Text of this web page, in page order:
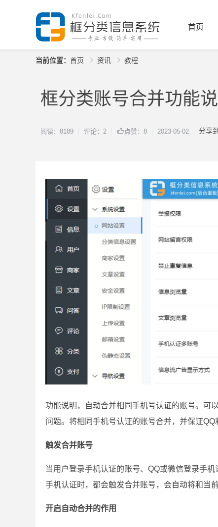
首页
当前位置： 首页 资讯 教程
框分类账号合并功能
阅读：8189 评论：2 点赞：8 2023-05-02 分享到
功能说明，自动合并相同手机号认证的账号。可
问题。将相同手机号认证的账号合并，并保证QQ
触发合并账号
当用户登录手机认证的账号、QQ或微信登录手
手机认证时，都会触发合并账号，会自动将和当
开启自动合并的作用